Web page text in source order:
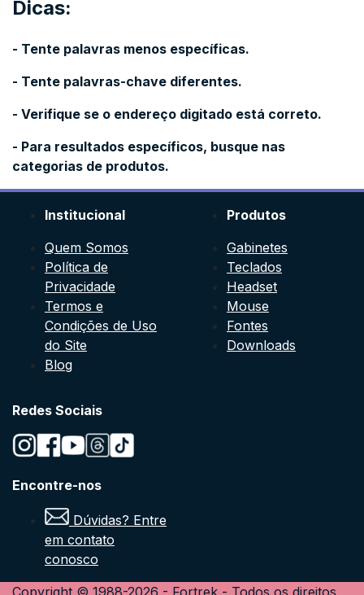
Dicas:
- Tente palavras menos específicas.
- Tente palavras-chave diferentes.
- Verifique se o endereço digitado está correto.
- Para resultados específicos, busque nas
categorias de produtos.
Institucional
Quem Somos
Política de
Privacidade
Termos e
Condições de Uso
do Site
Blog
Produtos
Gabinetes
Teclados
Headset
Mouse
Fontes
Downloads
Redes Sociais
Encontre-nos
Dúvidas? Entre
em contato
conosco
Copyright © 1988-2026 - Fortrek - Todos os direitos